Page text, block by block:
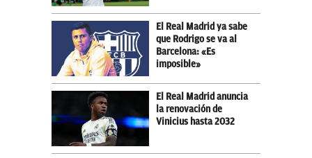
El Real Madrid ya sabe
que Rodrigo se va al
Barcelona: «Es
imposible»
El Real Madrid anuncia
la renovación de
Vinicius hasta 2032